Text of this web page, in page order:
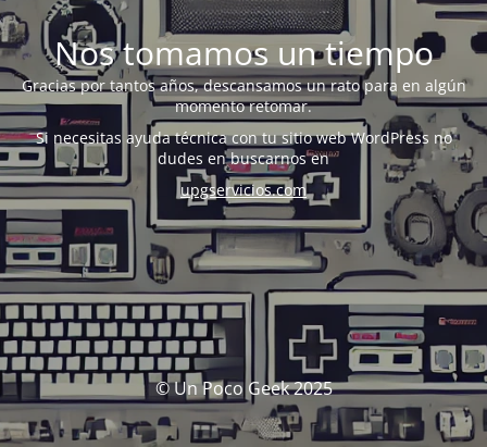
Nos tomamos un tiempo
Gracias por tantos años, descansamos un rato para en algún
momento retomar.
Si necesitas ayuda técnica con tu sitio web WordPress no
dudes en buscarnos en
upgservicios.com
© Un Poco Geek 2025